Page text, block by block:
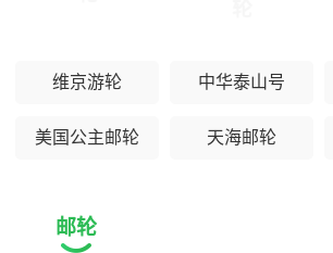
维京游轮 中华泰山号
美国公主邮轮 天海邮轮
邮轮